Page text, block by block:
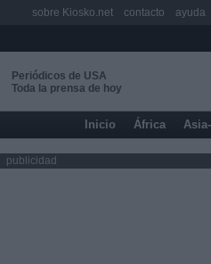
Periódicos de USA
Toda la prensa de hoy
Inicio África
publicidad
sobre Kiosko.net contacto ayuda